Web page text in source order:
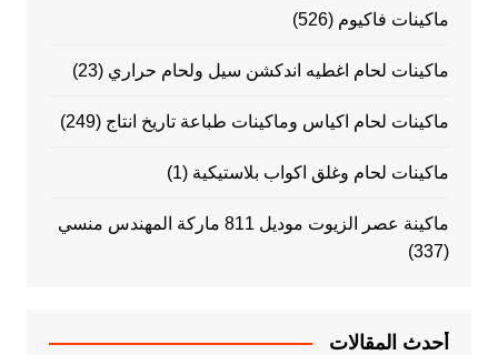
ماكينات فاكيوم (526)
ماكينات لحام اغطيه اندكشن سيل ولحام حراري (23)
ماكينات لحام اكياس وماكينات طباعة تاريخ انتاج (249)
ماكينات لحام وغلق اكواب بلاستيكية (1)
ماكينة عصر الزيوت موديل 811 ماركة المهندس منسي
(337)
أحدث المقالات